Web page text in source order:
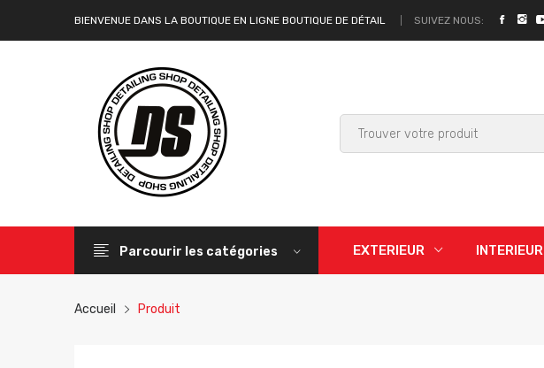
BIENVENUE DANS LA BOUTIQUE EN LIGNE BOUTIQUE DE DÉTAIL SUIVEZ NOUS:
Parcourir les catégories EXTERIEUR INTERIEUR
Accueil Produit